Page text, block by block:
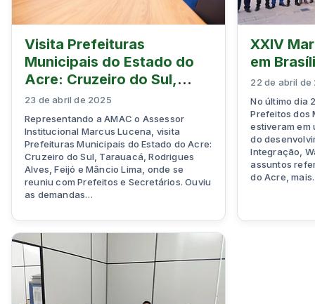
Visita Prefeituras
Municipais do Estado do
Acre: Cruzeiro do Sul,
Tarauacá, Rodrigues
Alves, Feijó …
23 de abril de 2025
Representando a AMAC o Assessor
Institucional Marcus Lucena, visita
Prefeituras Municipais do Estado do Acre:
Cruzeiro do Sul, Tarauacá, Rodrigues
Alves, Feijó e Mâncio Lima, onde se
reuniu com Prefeitos e Secretários. Ouviu
as demandas…
XXIV
em
22 de abril de
No último dia
Prefeitos dos
estiveram em
do
Integração,
assuntos
do Acre,